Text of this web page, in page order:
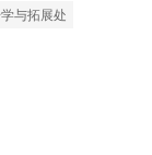
与拓展处